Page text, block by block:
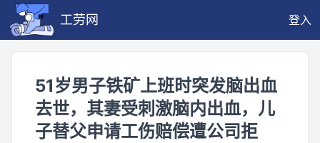
工劳网 登入
51岁男子铁矿上班时突发脑出血
去世，其妻受刺激脑内出血，儿
子替父申请工伤赔偿遭公司拒